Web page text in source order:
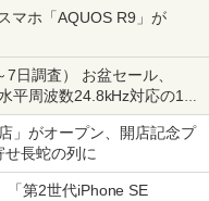
マホ「AQUOS R9」が
日調査） お盆セール、
平周波数24.8kHz対応の17
セール ほか
」がオープン、開店記念プ
長蛇の列に
「第2世代iPhone SE